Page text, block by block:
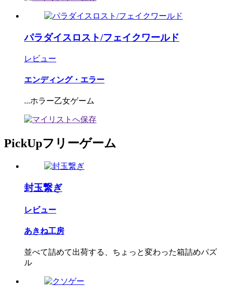
パラダイスロスト/フェイクワールド
レビュー
エンディング・エラー
...ホラー乙女ゲーム
PickUpフリーゲーム
封玉繋ぎ
レビュー
あきね工房
並べて詰めて出荷する、ちょっと変わった箱詰めパズ
ル